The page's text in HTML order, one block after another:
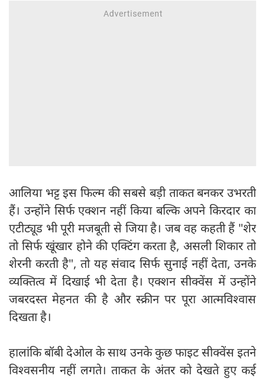
आलिया भट्ट इस फिल्म की सबसे बड़ी ताकत बनकर उभरती
हैं। उन्होंने सिर्फ एक्शन नहीं किया बल्कि अपने किरदार का
एटीट्यूड भी पूरी मजबूती से जिया है। जब वह कहती हैं "शेर
तो सिर्फ खूंखार होने की एक्टिंग करता है, असली शिकार तो
शेरनी करती है", तो यह संवाद सिर्फ सुनाई नहीं देता, उनके
व्यक्तित्व में दिखाई भी देता है। एक्शन सीक्वेंस में उन्होंने
जबरदस्त मेहनत की है और स्क्रीन पर पूरा आत्मविश्वास
दिखता है।
हालांकि बॉबी देओल के साथ उनके कुछ फाइट सीक्वेंस इतने
विश्वसनीय नहीं लगते। ताकत के अंतर को देखते हुए कई